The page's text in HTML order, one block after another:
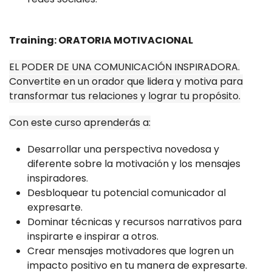
Training: ORATORIA MOTIVACIONAL
EL PODER DE UNA COMUNICACIÓN INSPIRADORA.
Convertite en un orador que lidera y motiva para
transformar tus relaciones y lograr tu propósito.
Con este curso aprenderás a:
Desarrollar una perspectiva novedosa y
diferente sobre la motivación y los mensajes
inspiradores.
Desbloquear tu potencial comunicador al
expresarte.
Dominar técnicas y recursos narrativos para
inspirarte e inspirar a otros.
Crear mensajes motivadores que logren un
impacto positivo en tu manera de expresarte.